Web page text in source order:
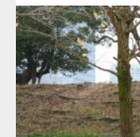
Category:公園のマッチ